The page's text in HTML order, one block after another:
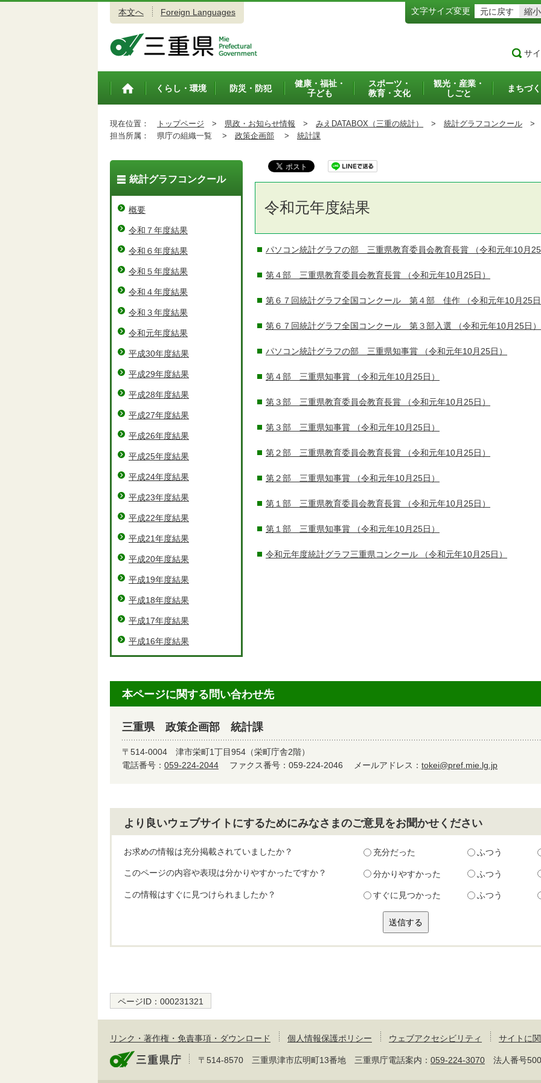
本文へ Foreign Languages 文字サイズ変更 元に戻す 縮小
サ
トップペ
くらし・環境 防災・防犯
健康・福祉・
子ども
スポーツ・
教育・文化
観光・産業・
しごと
まちづ
現在位置： トップページ > 県政・お知らせ情報 > みえDATABOX（三重の統計） > 統計グラフコンクール >
担当所属：
県庁の組織一覧 > 政策企画部 > 統計課
令和元年度結果
パソコン統計グラフの部 三重県教育委員会教育長賞 （令和元年10月
第４部 三重県教育委員会教育長賞 （令和元年10月25日）
第６７回統計グラフ全国コンクール 第４部 佳作 （令和元年10月25
第６７回統計グラフ全国コンクール 第３部入選 （令和元年10月25日）
パソコン統計グラフの部 三重県知事賞 （令和元年10月25日）
第４部 三重県知事賞 （令和元年10月25日）
第３部 三重県教育委員会教育長賞 （令和元年10月25日）
第３部 三重県知事賞 （令和元年10月25日）
第２部 三重県教育委員会教育長賞 （令和元年10月25日）
第２部 三重県知事賞 （令和元年10月25日）
第１部 三重県教育委員会教育長賞 （令和元年10月25日）
第１部 三重県知事賞 （令和元年10月25日）
令和元年度統計グラフ三重県コンクール （令和元年10月25日）
統計グラフコンクール
概要
令和７年度結果
令和６年度結果
令和５年度結果
令和４年度結果
令和３年度結果
令和元年度結果
平成30年度結果
平成29年度結果
平成28年度結果
平成27年度結果
平成26年度結果
平成25年度結果
平成24年度結果
平成23年度結果
平成22年度結果
平成21年度結果
平成20年度結果
平成19年度結果
平成18年度結果
平成17年度結果
平成16年度結果
本ページに関する問い合わせ先
三重県 政策企画部 統計課
〒514-0004 津市栄町1丁目954（栄町庁舎2階）
電話番号： 059-224-2044 ファクス番号：059-224-2046 メールアドレス： tokei@pref.mie.lg.jp
より良いウェブサイトにするためにみなさまのご意見をお聞かせください
お求めの情報は充分掲載されていましたか？ 充分だった ふつう
このページの内容や表現は分かりやすかったですか？ 分かりやすかった ふつう
この情報はすぐに見つけられましたか？ すぐに見つかった ふつう
ページID： 000231321
リンク・著作権・免責事項・ダウンロード 個人情報保護ポリシー ウェブアクセシビリティ サイトに
〒514-8570 三重県津市広明町13番地 三重県庁電話案内： 059-224-3070 法人番号